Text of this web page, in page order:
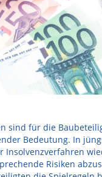
sind für die
Bedeutung. In
Insolvenzverfahren
Risiken